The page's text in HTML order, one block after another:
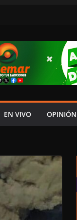
EN VIVO OPINIÓN